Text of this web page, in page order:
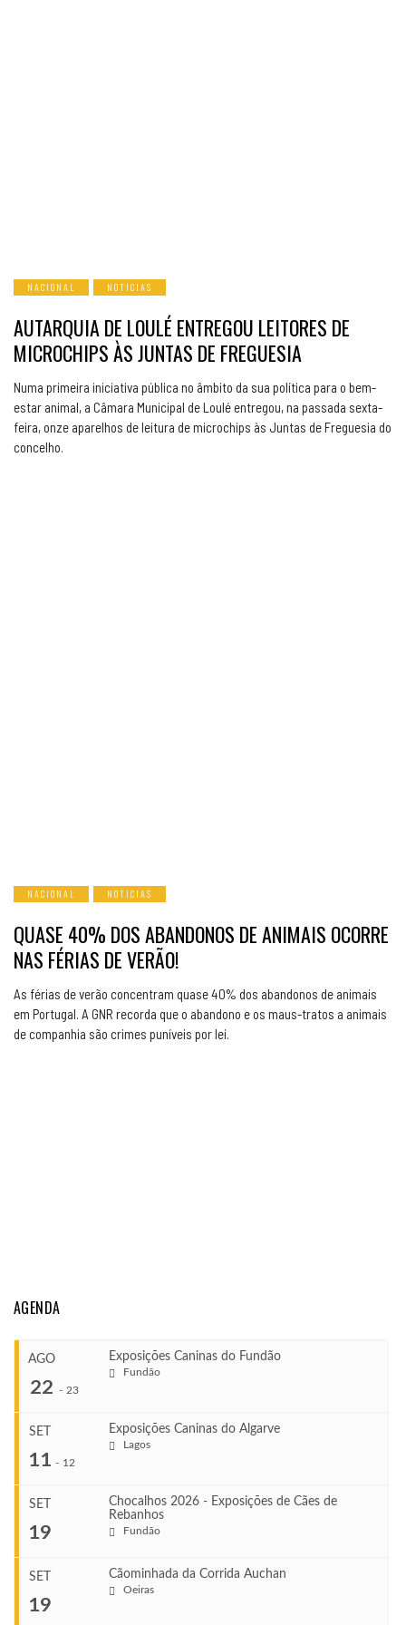
NACIONAL NOTICIAS
AUTARQUIA DE LOULÉ ENTREGOU LEITORES DE
MICROCHIPS ÀS JUNTAS DE FREGUESIA
Numa primeira iniciativa pública no âmbito da sua política para o bem-
estar animal, a Câmara Municipal de Loulé entregou, na passada sexta-
feira, onze aparelhos de leitura de microchips às Juntas de Freguesia do
concelho.
NACIONAL NOTICIAS
QUASE 40% DOS ABANDONOS DE ANIMAIS OCORRE
NAS FÉRIAS DE VERÃO!
As férias de verão concentram quase 40% dos abandonos de animais
em Portugal. A GNR recorda que o abandono e os maus-tratos a animais
de companhia são crimes puníveis por lei.
AGENDA
AGO
22 - 23
Exposições Caninas do Fundão
Fundão
Ago 22, 2026
Ago 23, 2026
VENUE
SET
11 - 12
Exposições Caninas do Algarve
Lagos
Set 11, 2026
SET
19
Chocalhos 2026 - Exposições de Cães de
Rebanhos
Fundão
SET
19
Cãominhada da Corrida Auchan
Oeiras